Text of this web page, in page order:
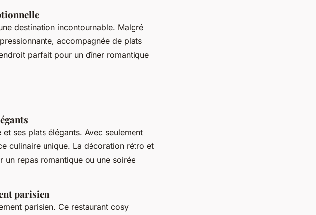
destination incontournable. Malgré
accompagnée de plats
parfait pour un dîner romantique
ses plats élégants. Avec seulement
culinaire unique. La décoration rétro et
un repas romantique ou une soirée
parisien
parisien. Ce restaurant cosy